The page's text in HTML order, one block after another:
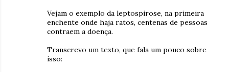
Vejam o exemplo da leptospirose, na primeira
enchente onde haja ratos, centenas de pessoas
contraem a doença.
Transcrevo um texto, que fala um pouco sobre
isso: